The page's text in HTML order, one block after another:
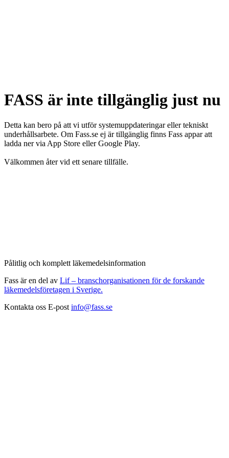
FASS är inte tillgänglig just nu
Detta kan bero på att vi utför systemuppdateringar eller tekniskt
underhållsarbete. Om Fass.se ej är tillgänglig finns Fass appar att
ladda ner via App Store eller Google Play.
Välkommen åter vid ett senare tillfälle.
Pålitlig och komplett läkemedelsinformation
Fass är en del av Lif – branschorganisationen för de forskande
läkemedelsföretagen i Sverige.
Kontakta oss E-post info@fass.se